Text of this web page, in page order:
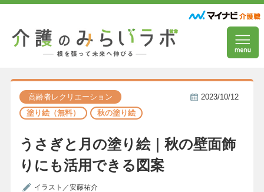
高齢者レクリエーション
塗り絵（無料）
秋の塗り絵
2023/10/12
うさぎと月の塗り絵｜秋の壁面飾
りにも活用できる図案
イラスト／安藤祐介